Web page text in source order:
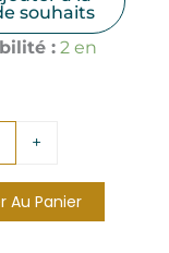
souhaits
: 2 en
+
Au Panier